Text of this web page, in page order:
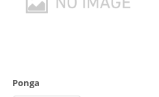
Ponga